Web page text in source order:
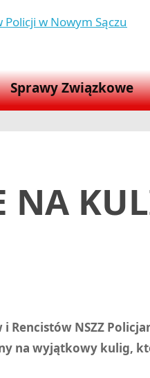
w Nowym Sączu
Sprawy Związkowe
NA
NSZZ
na wyjątkowy kulig,